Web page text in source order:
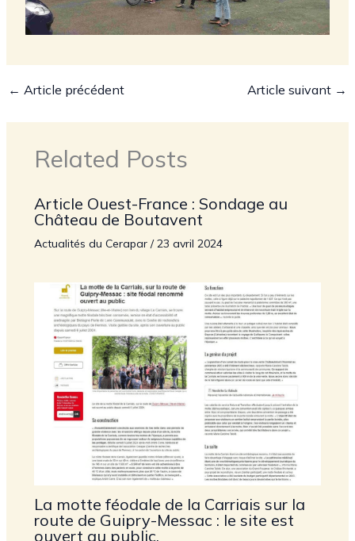
← Article précédent Article suivant →
Related Posts
Article Ouest-France : Sondage au
Château de Boutavent
Actualités du Cerapar/23 avril 2024
La motte féodale de la Carriais sur la
route de Guipry-Messac : le site est
ouvert au public.